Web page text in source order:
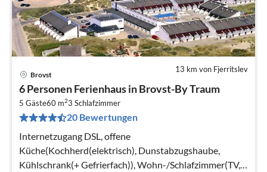
13 km von Fjerritslev
Brovst
6 Personen Ferienhaus in Brovst-By Traum
5 Gäste60 m23 Schlafzimmer
20 Bewertungen
Internetzugang DSL, offene
Küche(Kochherd(elektrisch), Dunstabzugshaube,
Kühlschrank(+ Gefrierfach)), Wohn-/Schlafzimmer(TV,